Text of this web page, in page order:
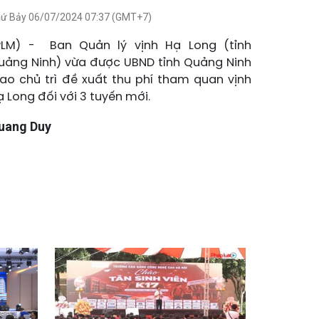
Bảy 06/07/2024 07:37 (GMT+7)
- Ban Quản lý vịnh Hạ Long (tỉnh
Ninh) vừa được UBND tỉnh Quảng Ninh
chủ trì đề xuất thu phí tham quan vịnh
Long đối với 3 tuyến mới.
Duy